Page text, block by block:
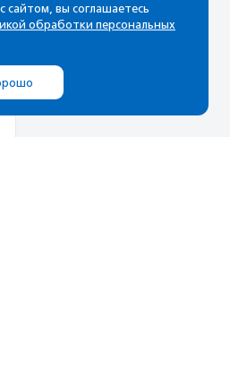
Рассылка
лучшие материалы в вашем
почтовом ящике
сайтом, вы соглашаетесь
обработки персональных